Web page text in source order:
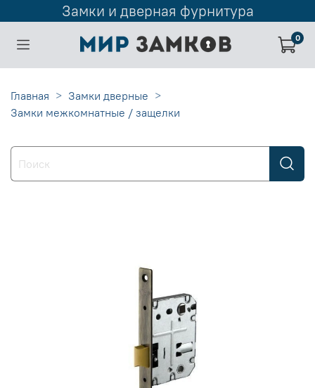
Замки и дверная фурнитура
0
Главная
Замки дверные
Замки межкомнатные / защелки